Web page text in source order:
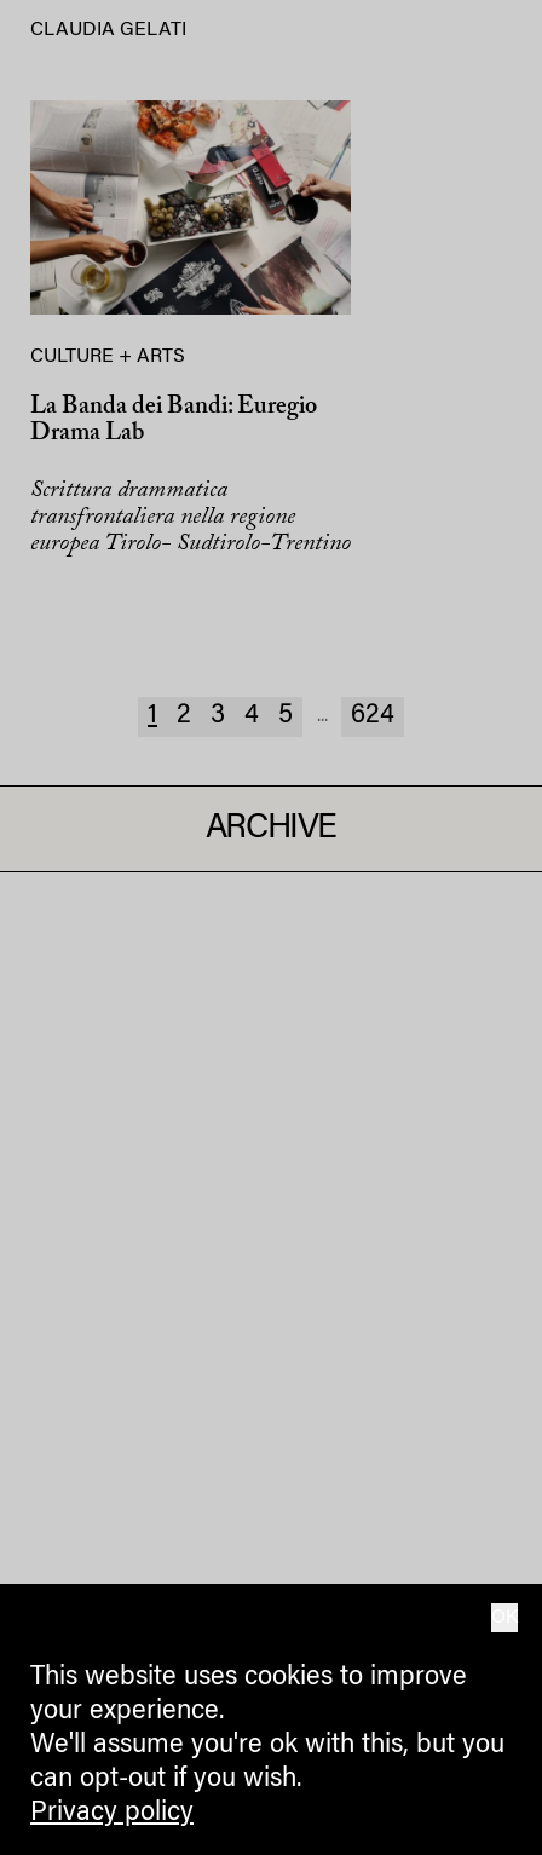
CLAUDIA GELATI
CULTURE + ARTS
La Banda dei Bandi: Euregio
Drama Lab
Scrittura drammatica
transfrontaliera nella regione
europea Tirolo- Sudtirolo-Trentino
1 2 3 4 5 ... 624
ARCHIVE
This website uses cookies to improve
your experience.
We'll assume you're ok with this, but you
can opt-out if you wish.
Privacy policy